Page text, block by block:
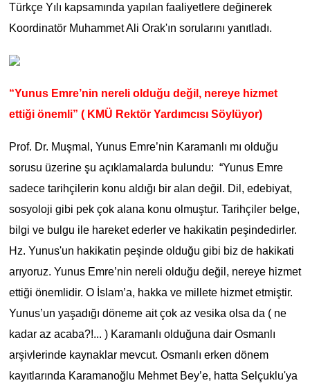
Türkçe Yılı kapsamında yapılan faaliyetlere değinerek
Koordinatör Muhammet Ali Orak'ın sorularını yanıtladı.
“Yunus Emre’nin nereli olduğu değil, nereye hizmet
ettiği önemli” ( KMÜ Rektör Yardımcısı Söylüyor)
Prof. Dr. Muşmal, Yunus Emre’nin Karamanlı mı olduğu
sorusu üzerine şu açıklamalarda bulundu: “Yunus Emre
sadece tarihçilerin konu aldığı bir alan değil. Dil, edebiyat,
sosyoloji gibi pek çok alana konu olmuştur. Tarihçiler belge,
bilgi ve bulgu ile hareket ederler ve hakikatin peşindedirler.
Hz. Yunus'un hakikatin peşinde olduğu gibi biz de hakikati
arıyoruz. Yunus Emre’nin nereli olduğu değil, nereye hizmet
ettiği önemlidir. O İslam’a, hakka ve millete hizmet etmiştir.
Yunus’un yaşadığı döneme ait çok az vesika olsa da ( ne
kadar az acaba?!... ) Karamanlı olduğuna dair Osmanlı
arşivlerinde kaynaklar mevcut. Osmanlı erken dönem
kayıtlarında Karamanoğlu Mehmet Bey’e, hatta Selçuklu'ya